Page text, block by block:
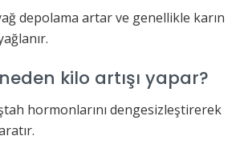
depolama artar ve genellikle karın
kilo artışı yapar?
hormonlarını dengesizleştirerek